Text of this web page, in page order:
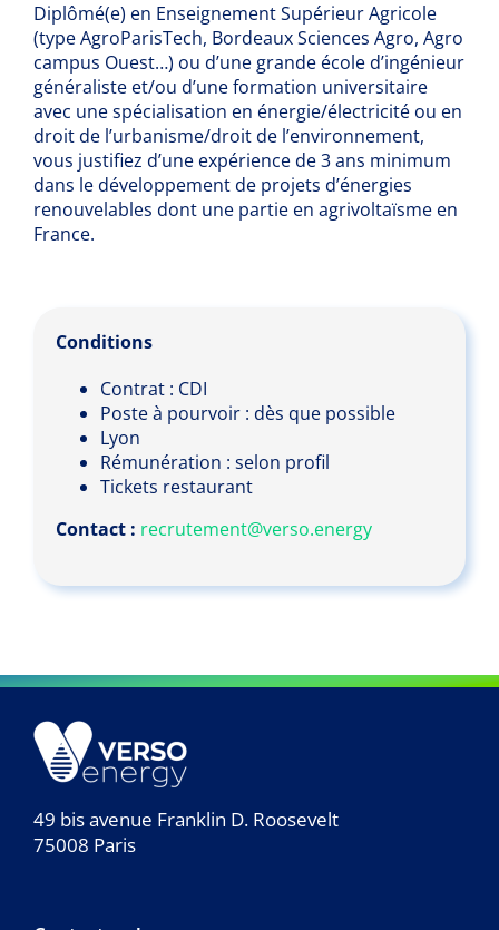
Diplômé(e) en Enseignement Supérieur Agricole
(type AgroParisTech, Bordeaux Sciences Agro, Agro
campus Ouest…) ou d’une grande école d’ingénieur
généraliste et/ou d’une formation universitaire
avec une spécialisation en énergie/électricité ou en
droit de l’urbanisme/droit de l’environnement,
vous justifiez d’une expérience de 3 ans minimum
dans le développement de projets d’énergies
renouvelables dont une partie en agrivoltaïsme en
France.
Conditions
Contrat : CDI
Poste à pourvoir : dès que possible
Lyon
Rémunération : selon profil
Tickets restaurant
Contact : recrutement@verso.energy
49 bis avenue Franklin D. Roosevelt
75008 Paris